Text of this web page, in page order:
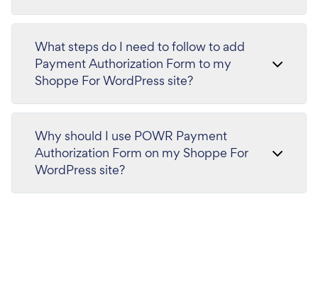
What steps do I need to follow to add
Payment Authorization Form to my
Shoppe For WordPress site?
Why should I use POWR Payment
Authorization Form on my Shoppe For
WordPress site?